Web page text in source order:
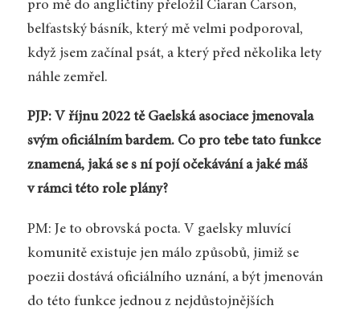
pro mě do angličtiny přeložil Ciaran Carson,
belfastský básník, který mě velmi podporoval,
když jsem začínal psát, a který před několika lety
náhle zemřel.
PJP: V říjnu 2022 tě Gaelská asociace jmenovala
svým oficiálním bardem. Co pro tebe tato funkce
znamená, jaká se s ní pojí očekávání a jaké máš
v rámci této role plány?
PM: Je to obrovská pocta. V gaelsky mluvící
komunitě existuje jen málo způsobů, jimiž se
poezii dostává oficiálního uznání, a být jmenován
do této funkce jednou z nejdůstojnějších